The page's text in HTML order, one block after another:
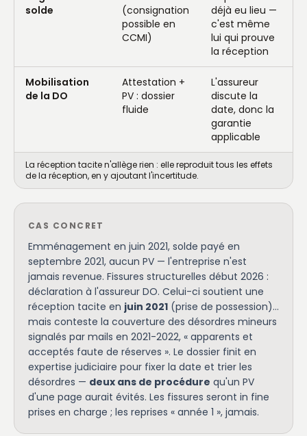
solde
(consignation
possible en
CCMI)
déjà eu lieu —
c'est même
lui qui prouve
la réception
Mobilisation
de la DO
Attestation +
PV : dossier
fluide
L'assureur
discute la
date, donc la
garantie
applicable
La réception tacite n'allège rien : elle reproduit tous les effets
de la réception, en y ajoutant l'incertitude.
CAS CONCRET
Emménagement en juin 2021, solde payé en
septembre 2021, aucun PV — l'entreprise n'est
jamais revenue. Fissures structurelles début 2026 :
déclaration à l'assureur DO. Celui-ci soutient une
réception tacite en juin 2021 (prise de possession)…
mais conteste la couverture des désordres mineurs
signalés par mails en 2021-2022, « apparents et
acceptés faute de réserves ». Le dossier finit en
expertise judiciaire pour fixer la date et trier les
désordres — deux ans de procédure qu'un PV
d'une page aurait évités. Les fissures seront in fine
prises en charge ; les reprises « année 1 », jamais.